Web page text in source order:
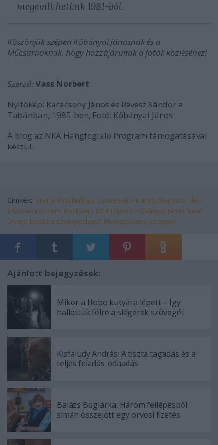
megemlíthetünk 1981-ből.
Köszönjük szépen Kőbányai Jánosnak és a
Műcsarnoknak, hogy hozzájárultak a fotók közléséhez!
Szerző:Vass Norbert
Nyitókép: Karácsony János és Révész Sándor a
Tabánban, 1985-ben, Fotó: Kőbányai János
A blog az NKA Hangfoglaló Program támogatásával
készül.
Címkék: interjú fotókiállítás csövesek Piramis Beatrice Illés
Műcsarnok Bem Rockpart BEATriport Kőbányai János beat
ünnep beatkorszak-podcast Fölöspéldány csoport
Ajánlott bejegyzések:
Mikor a Hobo kutyára lépett – Így
hallottuk félre a slágerek szövegét
Kisfaludy András: A tiszta tagadás és a
teljes feladás-odaadás
Balázs Boglárka: Három fellépésből
simán összejött egy orvosi fizetés